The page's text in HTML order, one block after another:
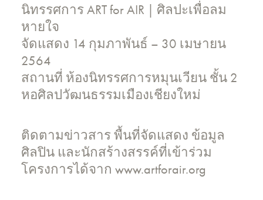
นิทรรศการ ART for AIR | ศิลปะเพื่อลม
หายใจ
จัดแสดง 14 กุมภาพันธ์ – 30 เมษายน
2564
สถานที่ ห้องนิทรรศการหมุนเวียน ชั้น 2
หอศิลปวัฒนธรรมเมืองเชียงใหม่
ติดตามข่าวสาร พื้นที่จัดแสดง ข้อมูล
ศิลปิน และนักสร้างสรรค์ที่เข้าร่วม
โครงการได้จาก www.artforair.org